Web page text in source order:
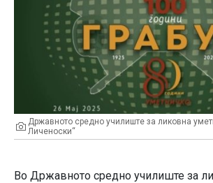
Државното средно училиште за ликовна
Личеноски“
Во Државното средно училиште за